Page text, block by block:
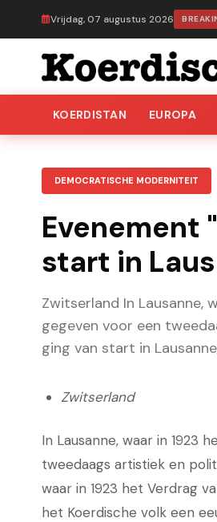
Vrijdag, 07 augustus 2026
KOERDISTAN EUROPA
DEMOCRATISCHE MODERNITEIT
Evenement
start in
Zwitserland In Lausanne,
gegeven voor een
ging van start in
Zwitserland
In Lausanne, waar in 1923
tweedaags artistiek en
waar in 1923 het Verdrag
het Koerdische volk een